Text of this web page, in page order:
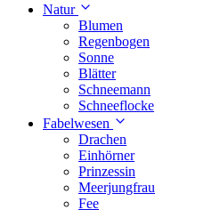
Natur
Blumen
Regenbogen
Sonne
Blätter
Schneemann
Schneeflocke
Fabelwesen
Drachen
Einhörner
Prinzessin
Meerjungfrau
Fee